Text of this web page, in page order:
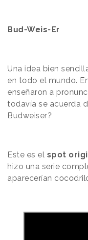
Bud-Weis-Er
Una idea bien
en todo el mundo.
enseñaron a
todavía se acuerda
Budweiser?
Este es el spot
hizo una serie
aparecerían